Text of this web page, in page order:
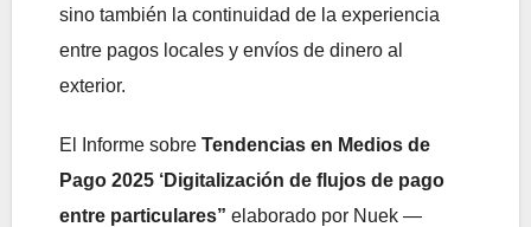
sino también la continuidad de la experiencia
entre pagos locales y envíos de dinero al
exterior.
El Informe sobre Tendencias en Medios de
Pago 2025 ‘Digitalización de flujos de pago
entre particulares” elaborado por Nuek —